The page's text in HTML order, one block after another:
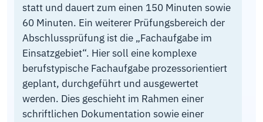
statt und dauert zum einen 150 Minuten sowie
60 Minuten. Ein weiterer Prüfungsbereich der
Abschlussprüfung ist die „Fachaufgabe im
Einsatzgebiet“. Hier soll eine komplexe
berufstypische Fachaufgabe prozessorientiert
geplant, durchgeführt und ausgewertet
werden. Dies geschieht im Rahmen einer
schriftlichen Dokumentation sowie einer